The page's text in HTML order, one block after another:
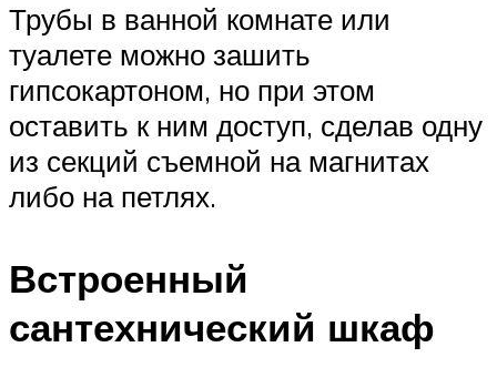
Трубы в ванной комнате или
туалете можно зашить
гипсокартоном, но при этом
оставить к ним доступ, сделав одну
из секций съемной на магнитах
либо на петлях.
Встроенный
сантехнический шкаф